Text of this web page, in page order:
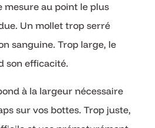
mesure au point le plus
Un mollet trop serré
sanguine. Trop large, le
son efficacité.
à la largeur nécessaire
sur vos bottes. Trop juste,